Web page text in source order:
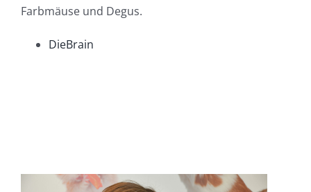
Farbmäuse und Degus.
DieBrain